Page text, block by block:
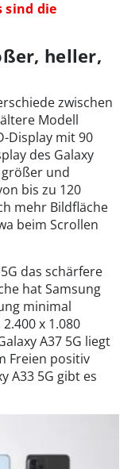
sind die
heller,
zwischen
Modell
Display mit 90
des Galaxy
größer und
bis zu 120
mehr Bildfläche
beim Scrollen
das schärfere
hat Samsung
minimal
x 1.080
A37 5G liegt
Freien positiv
A33 5G gibt es